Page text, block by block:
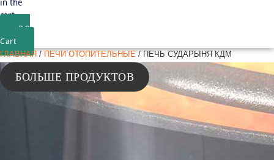
in the
cart.
₽ 0
Cart
ГЛАВНАЯ / ПЕЧИ ОТОПИТЕЛЬНЫЕ / ПЕЧЬ СУДАРЫНЯ КДМ